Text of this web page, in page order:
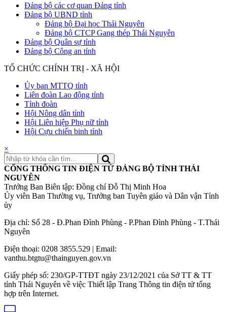
Đảng bộ các cơ quan Đảng tỉnh
Đảng bộ UBND tỉnh
Đảng bộ Đại học Thái Nguyên
Đảng bộ CTCP Gang thép Thái Nguyên
Đảng bộ Quân sự tỉnh
Đảng bộ Công an tỉnh
TỔ CHỨC CHÍNH TRỊ - XÃ HỘI
Ủy ban MTTQ tỉnh
Liên đoàn Lao động tỉnh
Tỉnh đoàn
Hội Nông dân tỉnh
Hội Liên hiệp Phụ nữ tỉnh
Hội Cựu chiến binh tỉnh
×
CỔNG THÔNG TIN ĐIỆN TỬ ĐẢNG BỘ TỈNH THÁI
NGUYÊN
Trưởng Ban Biên tập: Đồng chí Đỗ Thị Minh Hoa
Ủy viên Ban Thường vụ, Trưởng ban Tuyên giáo và Dân vận Tỉnh
ủy
Địa chỉ: Số 28 - Đ.Phan Đình Phùng - P.Phan Đình Phùng - T.Thái
Nguyên
Điện thoại: 0208 3855.529 | Email:
vanthu.btgtu@thainguyen.gov.vn
Giấy phép số: 230/GP-TTĐT ngày 23/12/2021 của Sở TT & TT
tỉnh Thái Nguyên về việc Thiết lập Trang Thông tin điện tử tổng
hợp trên Internet.